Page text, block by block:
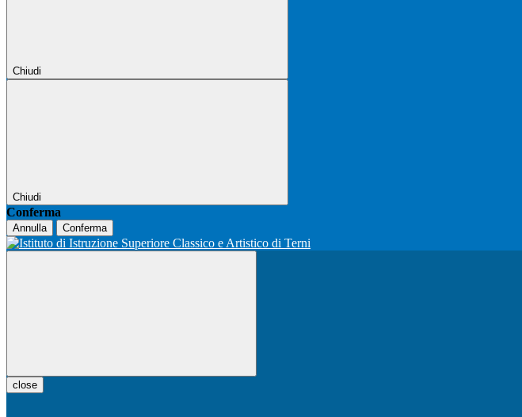
Chiudi
Chiudi
Conferma
Annulla Conferma
close